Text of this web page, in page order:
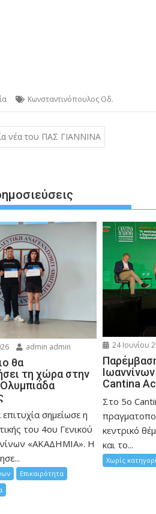
Κωνσταντινόπουλος Οδ.
νέα του ΠΑΣ ΓΙΑΝΝΙΝΑ
admin admin
θα
τη χώρα στην
σημείωσε η
του 4ου Γενικού
«ΑΚΑΔΗΜΙΑ». Η
Επικαιρότητα
24 Ιουνίου
Cantina
Στο 5ο
κεντρικό
και το...
Χωρίς